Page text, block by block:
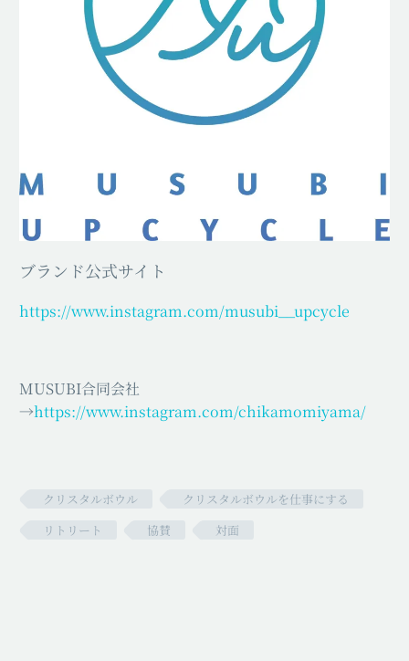
ブランド公式サイト
https://www.instagram.com/musubi__upcycle
MUSUBI合同会社
→https://www.instagram.com/chikamomiyama/
クリスタルボウル
クリスタルボウルを仕事にする
リトリート
協賛 対面